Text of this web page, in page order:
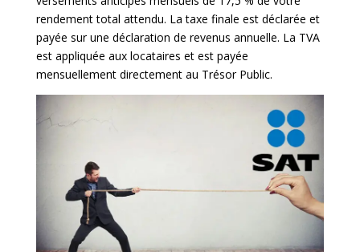
rendement total attendu. La taxe finale est déclarée et
payée sur une déclaration de revenus annuelle. La TVA
est appliquée aux locataires et est payée
mensuellement directement au Trésor Public.